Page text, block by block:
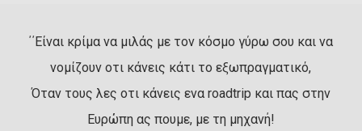
΄΄Είναι κρίμα να μιλάς με τον κόσμο γύρω σου και να
νομίζουν οτι κάνεις κάτι το εξωπραγματικό,
Όταν τους λες οτι κάνεις ενα roadtrip και πας στην
Ευρώπη ας πουμε, με τη μηχανή!